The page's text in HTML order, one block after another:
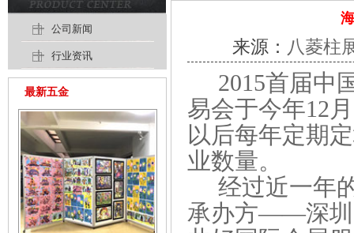
来源： 八菱柱
2015首届中
易会于今年12
以后每年定期
业数量。
经过近一年
承办方——深圳
公司新闻
行业资讯
最新五金